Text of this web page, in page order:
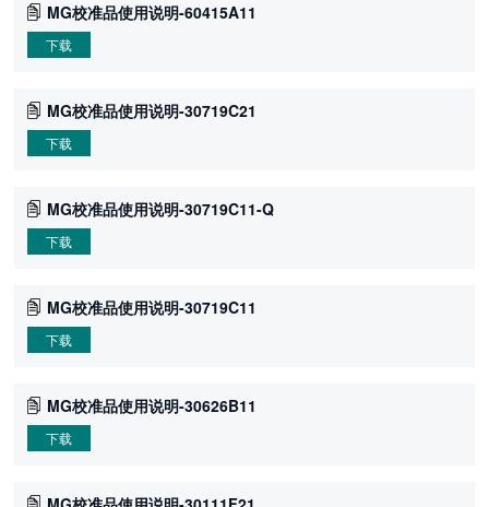
MG校准品使用说明-60415A11
下载
MG校准品使用说明-30719C21
下载
MG校准品使用说明-30719C11-Q
下载
MG校准品使用说明-30719C11
下载
MG校准品使用说明-30626B11
下载